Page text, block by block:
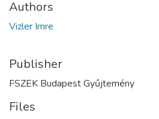
Authors
Vizler Imre
Publisher
FSZEK Budapest Gyűjtemény
Files